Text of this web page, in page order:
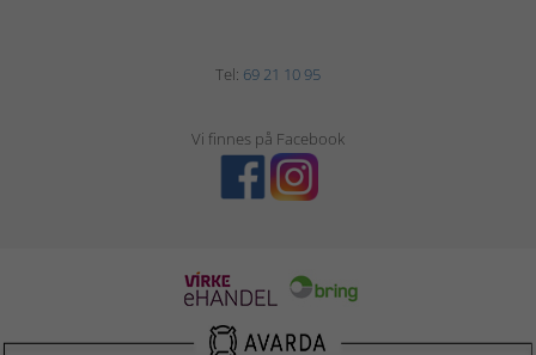
Tel: 69 21 10 95
Vi finnes på Facebook